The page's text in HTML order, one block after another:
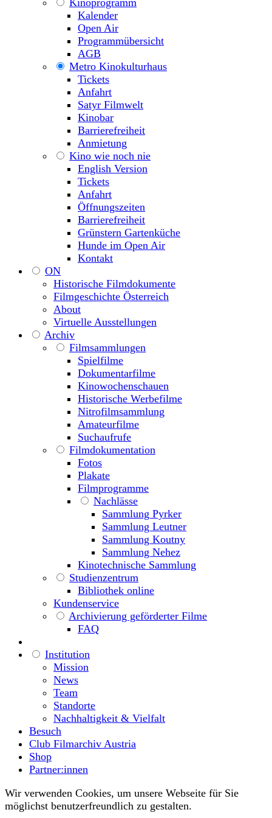
Kalender
Open Air
Programmübersicht
AGB
Metro Kinokulturhaus
Tickets
Anfahrt
Satyr Filmwelt
Kinobar
Barrierefreiheit
Anmietung
Kino wie noch nie
English Version
Tickets
Anfahrt
Öffnungszeiten
Barrierefreiheit
Grünstern Gartenküche
Hunde im Open Air
Kontakt
ON
Historische Filmdokumente
Filmgeschichte Österreich
About
Virtuelle Ausstellungen
Archiv
Filmsammlungen
Spielfilme
Dokumentarfilme
Kinowochenschauen
Historische Werbefilme
Nitrofilmsammlung
Amateurfilme
Suchaufrufe
Filmdokumentation
Fotos
Plakate
Filmprogramme
Nachlässe
Sammlung Pyrker
Sammlung Leutner
Sammlung Koutny
Sammlung Nehez
Kinotechnische Sammlung
Studienzentrum
Bibliothek online
Kundenservice
Archivierung geförderter Filme
FAQ
Institution
Mission
News
Team
Standorte
Nachhaltigkeit & Vielfalt
Besuch
Club Filmarchiv Austria
Shop
Partner:innen
Wir verwenden Cookies, um unsere Webseite für Sie
möglichst benutzerfreundlich zu gestalten.